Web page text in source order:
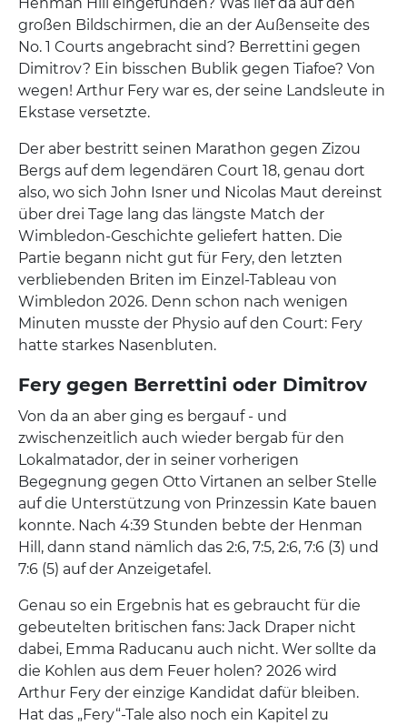
großen Bildschirmen, die an der Außenseite des
No. 1 Courts angebracht sind? Berrettini gegen
Dimitrov? Ein bisschen Bublik gegen Tiafoe? Von
wegen! Arthur Fery war es, der seine Landsleute in
Ekstase versetzte.
Der aber bestritt seinen Marathon gegen Zizou
Bergs auf dem legendären Court 18, genau dort
also, wo sich John Isner und Nicolas Maut dereinst
über drei Tage lang das längste Match der
Wimbledon-Geschichte geliefert hatten. Die
Partie begann nicht gut für Fery, den letzten
verbliebenden Briten im Einzel-Tableau von
Wimbledon 2026. Denn schon nach wenigen
Minuten musste der Physio auf den Court: Fery
hatte starkes Nasenbluten.
Fery gegen Berrettini oder Dimitrov
Von da an aber ging es bergauf - und
zwischenzeitlich auch wieder bergab für den
Lokalmatador, der in seiner vorherigen
Begegnung gegen Otto Virtanen an selber Stelle
auf die Unterstützung von Prinzessin Kate bauen
konnte. Nach 4:39 Stunden bebte der Henman
Hill, dann stand nämlich das 2:6, 7:5, 2:6, 7:6 (3) und
7:6 (5) auf der Anzeigetafel.
Genau so ein Ergebnis hat es gebraucht für die
gebeutelten britischen fans: Jack Draper nicht
dabei, Emma Raducanu auch nicht. Wer sollte da
die Kohlen aus dem Feuer holen? 2026 wird
Arthur Fery der einzige Kandidat dafür bleiben.
Hat das „Fery“-Tale also noch ein Kapitel zu